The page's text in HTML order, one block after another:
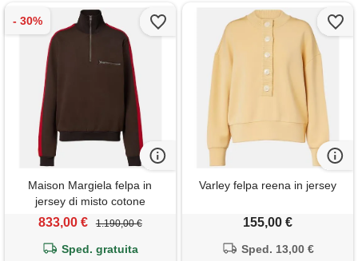
Maison Margiela felpa in
jersey di misto cotone
833,00 € 1.190,00 €
Sped. gratuita
Varley felpa reena in jersey
155,00 €
Sped. 13,00 €